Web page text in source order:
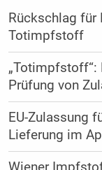
Rückschlag
Totimpfstoff
„Totimpfstoff“:
Prüfung von
EU-Zulassung
Lieferung im